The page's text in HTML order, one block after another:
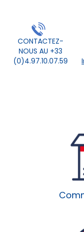
CONTACTEZ-
NOUS AU +33
(0)4.97.10.07.59